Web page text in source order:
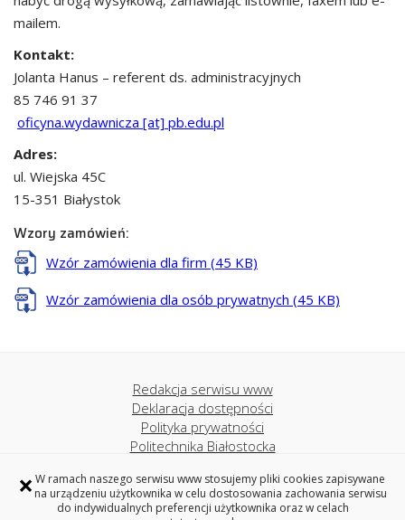
× W ramach naszego serwisu www stosujemy pliki cookies zapisywane
na urządzeniu użytkownika w celu dostosowania zachowania serwisu
do indywidualnych preferencji użytkownika oraz w celach
mailem.
Kontakt:
Jolanta Hanus – referent ds. administracyjnych
85 746 91 37
oficyna.wydawnicza [at] pb.edu.pl
Adres:
ul. Wiejska 45C
15-351 Białystok
Wzory zamówień:
Wzór zamówienia dla firm (45 KB)
Wzór zamówienia dla osób prywatnych (45 KB)
Redakcja serwisu www
Deklaracja dostępności
Polityka prywatności
Politechnika Białostocka
OFICYNA WYDAWNICZA
POLITECHNIKI BIAŁOSTOCKIEJ